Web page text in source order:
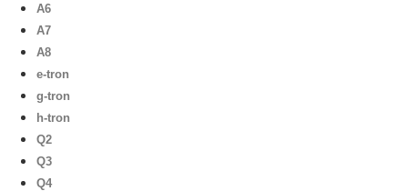
A6
A7
A8
e-tron
g-tron
h-tron
Q2
Q3
Q4